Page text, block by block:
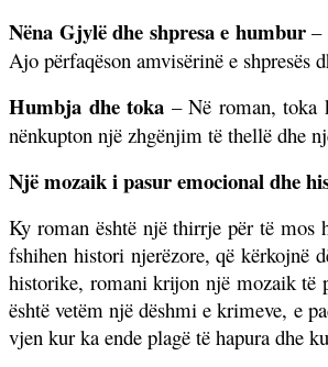
Nëna Gjylë dhe shpresa e humbur–
Ajo përfaqëson amvisërinë e shpresës
Humbja dhe toka – Në roman, toka
nënkupton një zhgënjim të thellë dhe
Një mozaik i pasur emocional dhe
Ky roman është një thirrje për të mos
fshihen histori njerëzore, që kërkojnë
historike, romani krijon një mozaik të
është vetëm një dëshmi e krimeve, e
vjen kur ka ende plagë të hapura dhe